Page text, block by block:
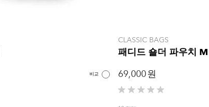
비교
CLASSIC BAGS
패디드 숄더 파우치
69,000 원
별
5